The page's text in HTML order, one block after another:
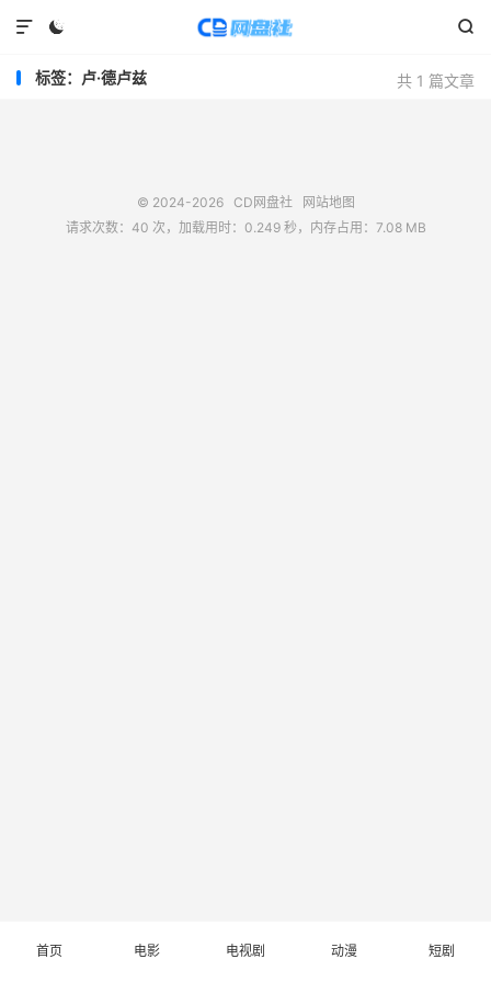
 

共 1 篇文章
标签：卢·德卢兹
© 2024-2026 CD网盘社
网站地图
请求次数：40 次，加载用时：0.249 秒，内存占用：7.08 MB
首页 电影 电视剧 动漫 短剧